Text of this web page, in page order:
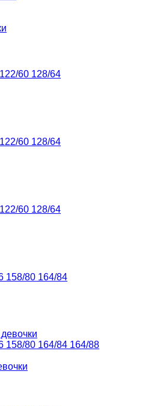
122/60 128/64
122/60 128/64
122/60 128/64
158/80 164/84
158/80 164/84 164/88